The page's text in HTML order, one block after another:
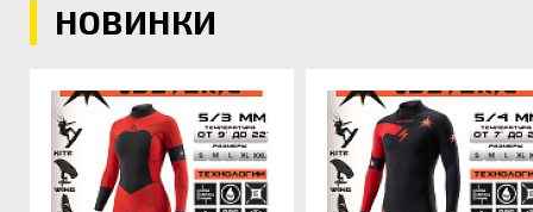
НОВИНКИ